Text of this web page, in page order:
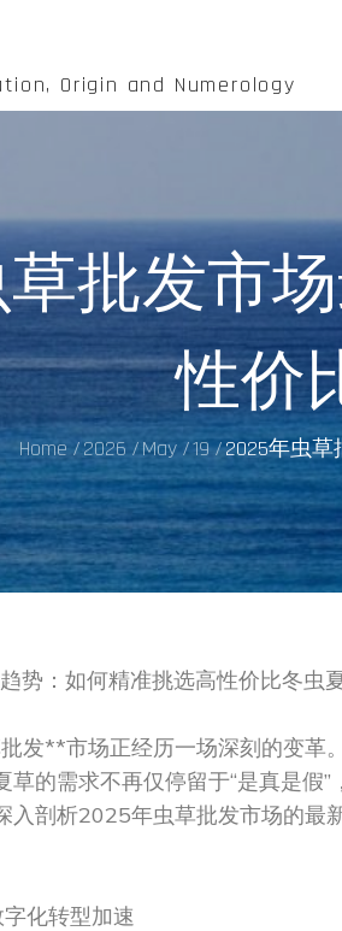
Origin and Numerology
草批发市
性价
Home 2026 May 19 2025年虫
势：如何精准挑选高性价比冬虫
发**市场正经历一场深刻的变革
的需求不再仅停留于“是真是假
入剖析2025年虫草批发市场的最
化转型加速